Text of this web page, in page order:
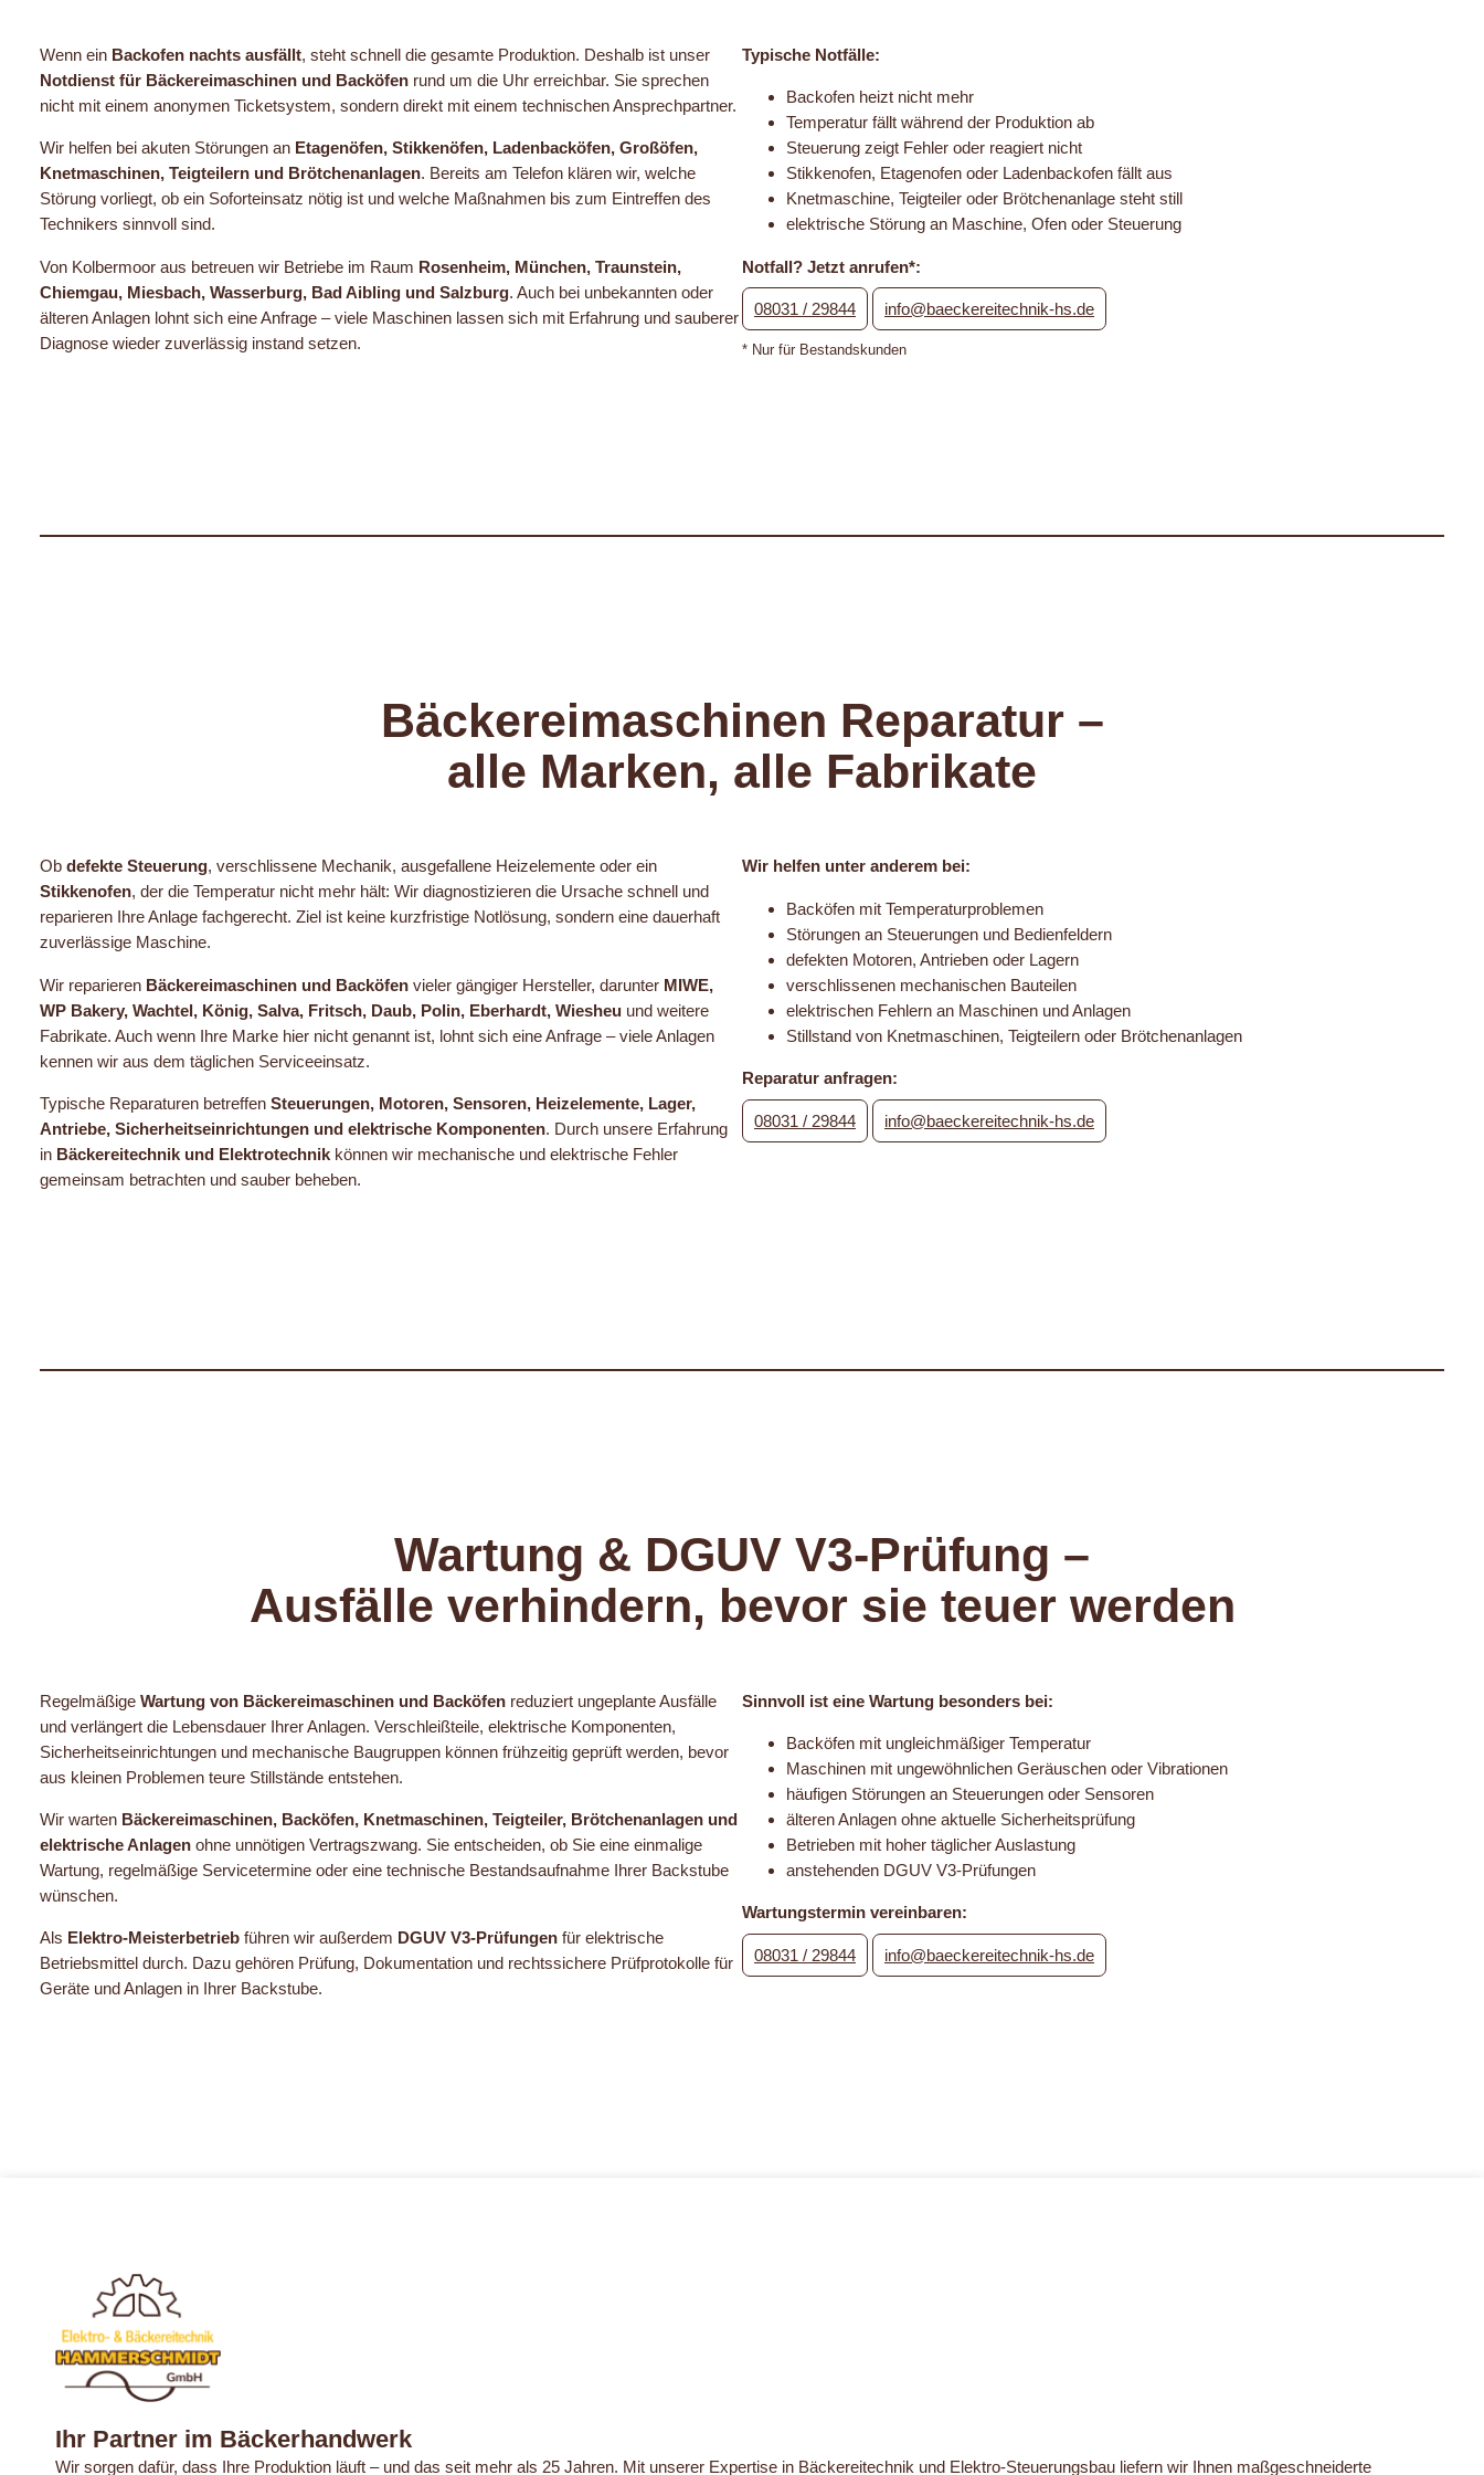
Wenn ein Backofen nachts ausfällt, steht schnell die gesamte Produktion. Deshalb ist unser
Notdienst für Bäckereimaschinen und Backöfen rund um die Uhr erreichbar. Sie sprechen
nicht mit einem anonymen Ticketsystem, sondern direkt mit einem technischen Ansprechpartner.
Wir helfen bei akuten Störungen an Etagenöfen, Stikkenöfen, Ladenbacköfen, Großöfen,
Knetmaschinen, Teigteilern und Brötchenanlagen. Bereits am Telefon klären wir, welche
Störung vorliegt, ob ein Soforteinsatz nötig ist und welche Maßnahmen bis zum Eintreffen des
Technikers sinnvoll sind.
Von Kolbermoor aus betreuen wir Betriebe im Raum Rosenheim, München, Traunstein,
Chiemgau, Miesbach, Wasserburg, Bad Aibling und Salzburg. Auch bei unbekannten oder
älteren Anlagen lohnt sich eine Anfrage – viele Maschinen lassen sich mit Erfahrung und sauberer
Diagnose wieder zuverlässig instand setzen.
Typische Notfälle:
Backofen heizt nicht mehr
Temperatur fällt während der Produktion ab
Steuerung zeigt Fehler oder reagiert nicht
Stikkenofen, Etagenofen oder Ladenbackofen fällt aus
Knetmaschine, Teigteiler oder Brötchenanlage steht still
elektrische Störung an Maschine, Ofen oder Steuerung
Notfall? Jetzt anrufen*:
08031 / 29844 info@baeckereitechnik-hs.de
* Nur für Bestandskunden
Bäckereimaschinen Reparatur –
alle Marken, alle Fabrikate
Ob defekte Steuerung, verschlissene Mechanik, ausgefallene Heizelemente oder ein
Stikkenofen, der die Temperatur nicht mehr hält: Wir diagnostizieren die Ursache schnell und
reparieren Ihre Anlage fachgerecht. Ziel ist keine kurzfristige Notlösung, sondern eine dauerhaft
zuverlässige Maschine.
Wir reparieren Bäckereimaschinen und Backöfen vieler gängiger Hersteller, darunter MIWE,
WP Bakery, Wachtel, König, Salva, Fritsch, Daub, Polin, Eberhardt, Wiesheu und weitere
Fabrikate. Auch wenn Ihre Marke hier nicht genannt ist, lohnt sich eine Anfrage – viele Anlagen
kennen wir aus dem täglichen Serviceeinsatz.
Typische Reparaturen betreffen Steuerungen, Motoren, Sensoren, Heizelemente, Lager,
Antriebe, Sicherheitseinrichtungen und elektrische Komponenten. Durch unsere Erfahrung
in Bäckereitechnik und Elektrotechnik können wir mechanische und elektrische Fehler
gemeinsam betrachten und sauber beheben.
Wir helfen unter anderem bei:
Backöfen mit Temperaturproblemen
Störungen an Steuerungen und Bedienfeldern
defekten Motoren, Antrieben oder Lagern
verschlissenen mechanischen Bauteilen
elektrischen Fehlern an Maschinen und Anlagen
Stillstand von Knetmaschinen, Teigteilern oder Brötchenanlagen
Reparatur anfragen:
08031 / 29844 info@baeckereitechnik-hs.de
Wartung & DGUV V3-Prüfung –
Ausfälle verhindern, bevor sie teuer werden
Regelmäßige Wartung von Bäckereimaschinen und Backöfen reduziert ungeplante Ausfälle
und verlängert die Lebensdauer Ihrer Anlagen. Verschleißteile, elektrische Komponenten,
Sicherheitseinrichtungen und mechanische Baugruppen können frühzeitig geprüft werden, bevor
aus kleinen Problemen teure Stillstände entstehen.
Wir warten Bäckereimaschinen, Backöfen, Knetmaschinen, Teigteiler, Brötchenanlagen und
elektrische Anlagen ohne unnötigen Vertragszwang. Sie entscheiden, ob Sie eine einmalige
Wartung, regelmäßige Servicetermine oder eine technische Bestandsaufnahme Ihrer Backstube
wünschen.
Als Elektro-Meisterbetrieb führen wir außerdem DGUV V3-Prüfungen für elektrische
Betriebsmittel durch. Dazu gehören Prüfung, Dokumentation und rechtssichere Prüfprotokolle für
Geräte und Anlagen in Ihrer Backstube.
Sinnvoll ist eine Wartung besonders bei:
Backöfen mit ungleichmäßiger Temperatur
Maschinen mit ungewöhnlichen Geräuschen oder Vibrationen
häufigen Störungen an Steuerungen oder Sensoren
älteren Anlagen ohne aktuelle Sicherheitsprüfung
Betrieben mit hoher täglicher Auslastung
anstehenden DGUV V3-Prüfungen
Wartungstermin vereinbaren:
08031 / 29844 info@baeckereitechnik-hs.de
Ihr Partner im Bäckerhandwerk
Wir sorgen dafür, dass Ihre Produktion läuft – und das seit mehr als 25 Jahren. Mit unserer Expertise in Bäckereitechnik und Elektro-Steuerungsbau liefern wir Ihnen maßgeschneiderte